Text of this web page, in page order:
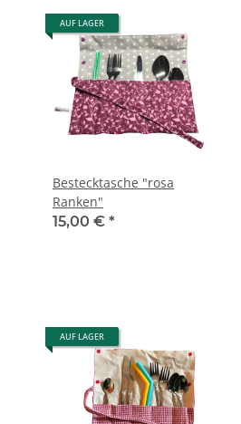
AUF LAGER
Bestecktasche "rosa
Ranken"
15,00 € *
AUF LAGER